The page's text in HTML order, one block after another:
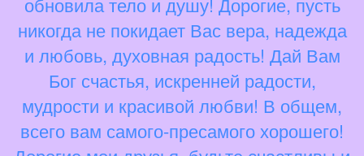
никогда не покидает Вас вера, надежда
и любовь, духовная радость! Дай Вам
Бог счастья, искренней радости,
мудрости и красивой любви! В общем,
всего вам самого-пресамого хорошего!